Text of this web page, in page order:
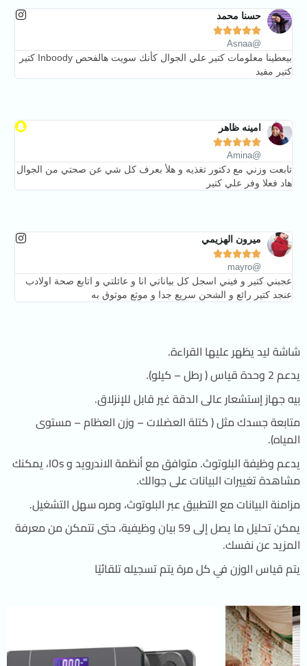
حسنا محمد





@Asnaa
بيعطينا معلومات كتير علي الجوال كأنك سويت هالفحص Inboody كتير
كتير مفيد
امينه ظاهر





@Amina
تابعت وزني مع دكتور تغذيه و هلأ بعرف كل شي عن صحتي من الجوال
هاد فعلا وفر علي كتير
ميرون الهزيمي





@mayro
عجبني كتير و فيني اسجل كل بياناتي انا و عائلتي و اتابع صحة اولادب
عنجد كتير رائع و الشحن سريع جدا و موثع موثوق به
شاشة ليد يظهر عليها القراءة.
يدعم 2 وحدة قياس ( رطل – كيلو).
بيه جهاز إستشعار عالى الدقة غير قابل للإنزلاق.
متابعة جسدك مثل ( كتلة العضلات – وزن العظام – مستوى
المياه).
يدعم وظيفة البلوتوث. متوافق مع أنظمة الاندرويد و IOs، يمكنك
مشاهدة تغييرات البيانات على جوالك.
مزامنة البيانات مع التطبيق عبر البلوتوث، ومره سهل التشغيل.
يمكن تحليل ما يصل إلى 59 بيان وظيفية، حتى تتمكن من معرفة
المزيد عن نفسك.
يتم قياس الوزن في كل مرة يتم تسجيله تلقائيًا